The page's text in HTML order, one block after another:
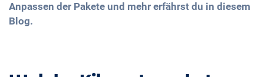
Anpassen der Pakete und mehr erfährst du in diesem
Blog.